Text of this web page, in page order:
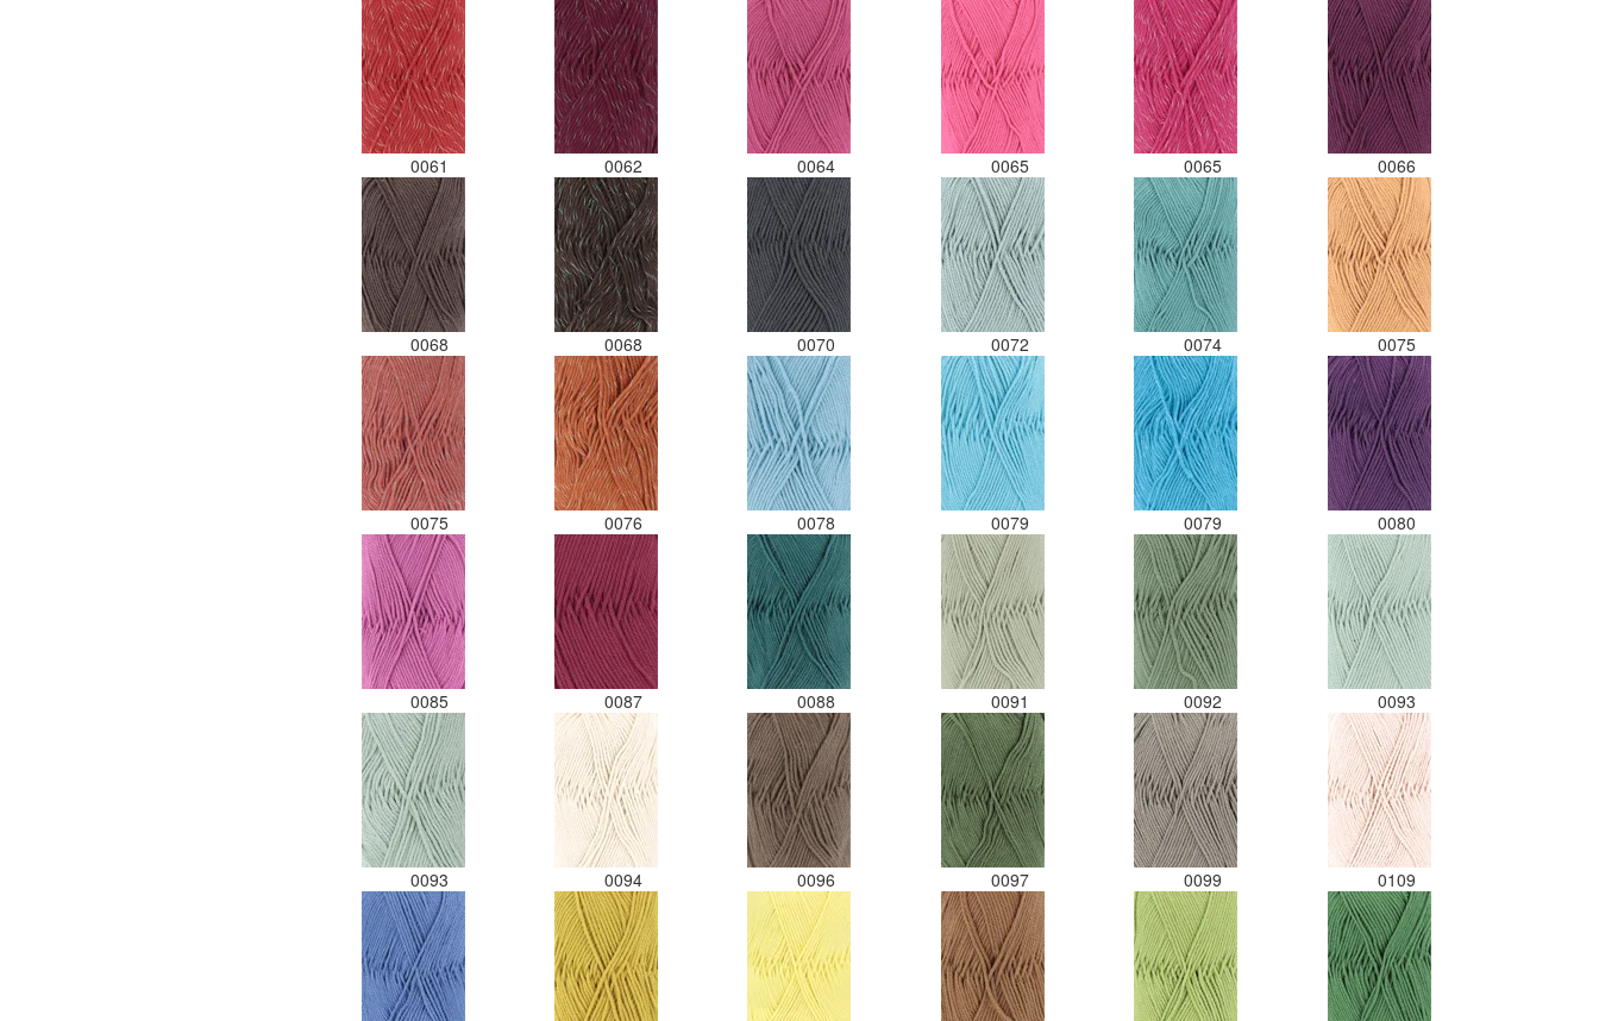
0061 0062 0064 0065 0065 0066
0068 0068 0070 0072 0074 0075
0075 0076 0078 0079 0079 0080
0085 0087 0088 0091 0092 0093
0093 0094 0096 0097 0099 0109